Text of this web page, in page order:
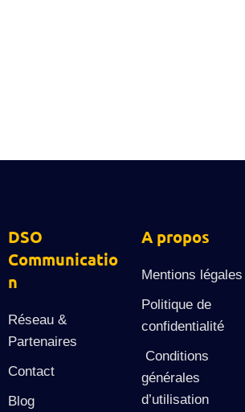
DSO
Communicatio
n
Réseau &
Partenaires
Contact
Blog
A propos
Mentions légales
Politique de
confidentialité
Conditions
générales
d’utilisation